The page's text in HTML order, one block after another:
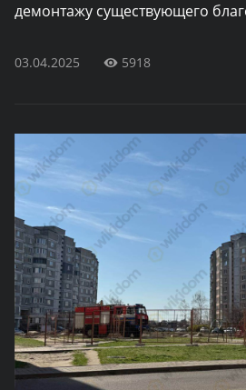
демонтажу существующего
03.04.2025 5918